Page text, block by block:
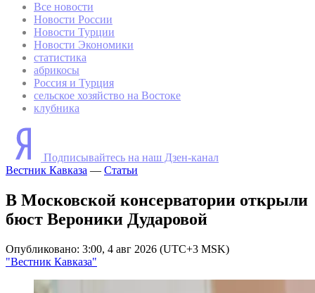
Все новости
Новости России
Новости Турции
Новости Экономики
статистика
абрикосы
Россия и Турция
сельское хозяйство на Востоке
клубника
Подписывайтесь на наш Дзен-канал
Вестник Кавказа — Статьи
В Московской консерватории открыли
бюст Вероники Дударовой
Опубликовано: 3:00, 4 авг 2026 (UTC+3 MSK)
"Вестник Кавказа"